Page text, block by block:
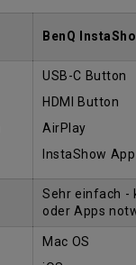
BenQ
USB-C Button
HDMI Button
AirPlay
InstaShow App
Sehr einfach -
oder Apps
Mac OS